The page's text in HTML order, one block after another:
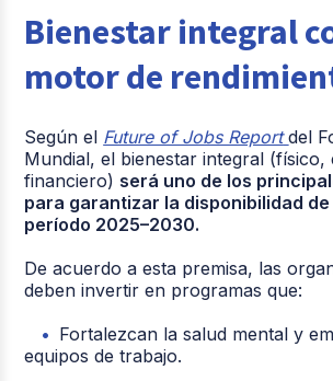
Bienestar integral
motor de
Según el Future of Jobs Report del
Mundial, el bienestar integral (físico,
financiero) será uno de los
para garantizar la disponibilidad
período 2025–2030.
De acuerdo a esta premisa, las
deben invertir en programas que:
Fortalezcan la salud mental y
equipos de trabajo.